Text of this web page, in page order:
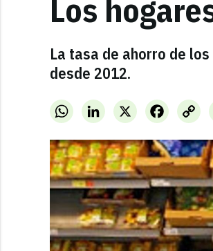
Los
La tasa de ahorro de
desde 2012.
WhatsAppLinkedInX Facebook